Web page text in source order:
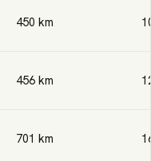
450 km
456 km
701 km